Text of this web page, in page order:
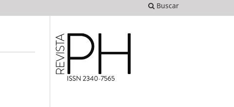
Buscar